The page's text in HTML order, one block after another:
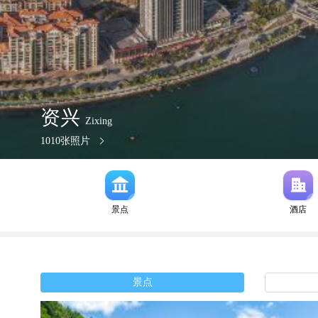
资兴 Zixing
1010张照片
景点 酒店
景点